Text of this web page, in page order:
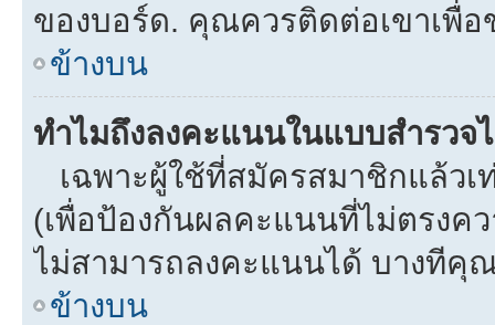
ของบอร์ด. คุณควรติดต่อเขาเพื่
ข้างบน
ทำไมถึงลงคะแนนในแบบสำรวจ
เฉพาะผู้ใช้ที่สมัครสมาชิกแล้ว
(เพื่อป้องกันผลคะแนนที่ไม่ตรงค
ไม่สามารถลงคะแนนได้ บางทีคุ
ข้างบน